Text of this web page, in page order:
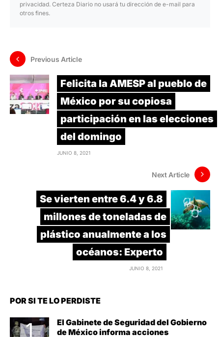
privacidad. Certeza Diario no usará tu dirección de e-mail para
otros fines.
Previous Article
Felicita la AMESP al pueblo de
México por su copiosa
participación en las elecciones
del domingo
JUNIO 8, 2021
Next Article
Se vierten entre 6.4 y 6.8
millones de toneladas de
plástico anualmente a los
océanos: Experto
JUNIO 8, 2021
POR SI TE LO PERDISTE
El Gabinete de Seguridad del Gobierno
de México informa acciones